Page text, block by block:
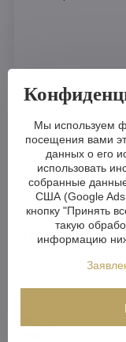
Любая
нашем
Мы используем
посещения вами
данных о его
использовать
собранные
США (Google
кнопку "Принять
такую
информацию